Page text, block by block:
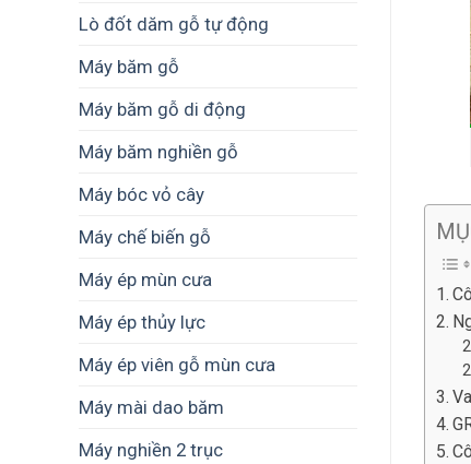
Lò đốt dăm gỗ tự động
Máy băm gỗ
Máy băm gỗ di động
Máy băm nghiền gỗ
Máy bóc vỏ cây
Máy chế biến gỗ
Máy ép mùn cưa
Máy ép thủy lực
Máy ép viên gỗ mùn cưa
Máy mài dao băm
Máy nghiền 2 trục